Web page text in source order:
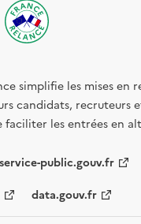
simplifie les mises en
candidats, recruteurs
les entrées en
service-public.gouv.fr
data.gouv.fr